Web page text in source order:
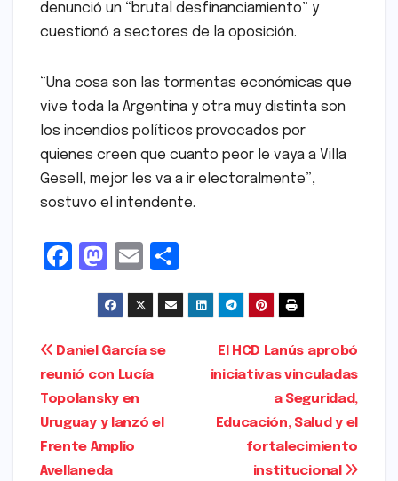
denunció un “brutal desfinanciamiento” y
cuestionó a sectores de la oposición.
“Una cosa son las tormentas económicas que
vive toda la Argentina y otra muy distinta son
los incendios políticos provocados por
quienes creen que cuanto peor le vaya a Villa
Gesell, mejor les va a ir electoralmente”,
sostuvo el intendente.
F
e
b
o
o
k
M
a
s
t
o
d
o
n
E
m
ai
l
h
ar
Navegación
de
entradas
El HCD Lanús aprobó
iniciativas vinculadas
a Seguridad,
Educación, Salud y el
fortalecimiento
institucional
Daniel García se
reunió con Lucía
Topolansky en
Uruguay y lanzó el
Frente Amplio
Avellaneda